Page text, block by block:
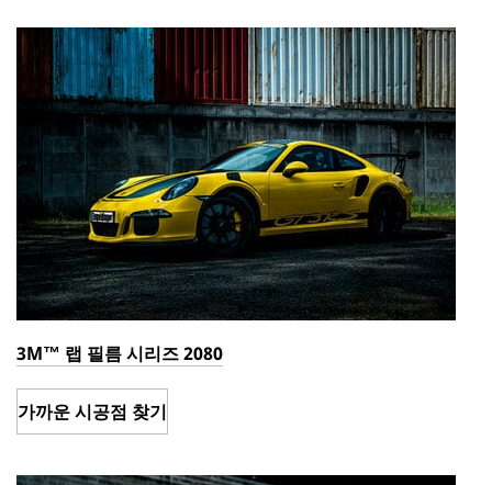
3M™ 랩 필름 시리즈 2080
가까운 시공점 찾기